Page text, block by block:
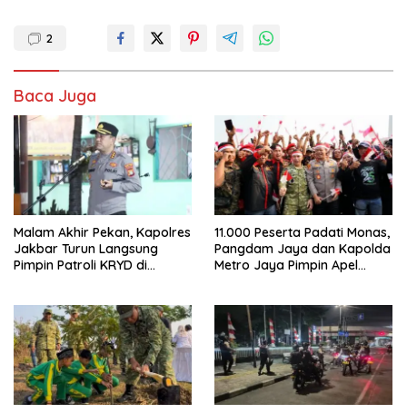
2
Baca Juga
Malam Akhir Pekan, Kapolres
Jakbar Turun Langsung
Pimpin Patroli KRYD di
11.000 Peserta Padati Monas,
Pangdam Jaya dan Kapolda
Metro Jaya Pimpin Apel